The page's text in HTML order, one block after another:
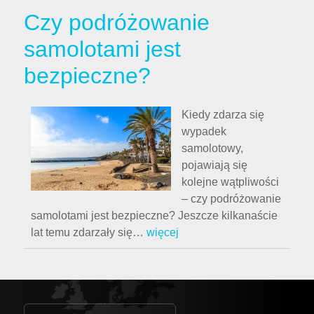
Czy podróżowanie
samolotami jest
bezpieczne?
Kiedy zdarza się
wypadek
samolotowy,
pojawiają się
kolejne wątpliwości
– czy podróżowanie
samolotami jest bezpieczne? Jeszcze kilkanaście
lat temu zdarzały się… więcej